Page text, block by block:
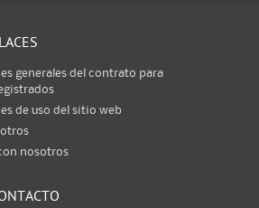
generales del contrato para
de uso del sitio web
nosotros